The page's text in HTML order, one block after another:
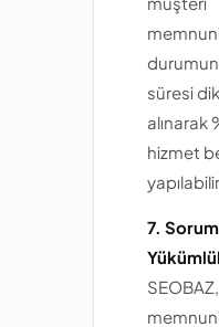
süresi
alınarak
hizmet
7.